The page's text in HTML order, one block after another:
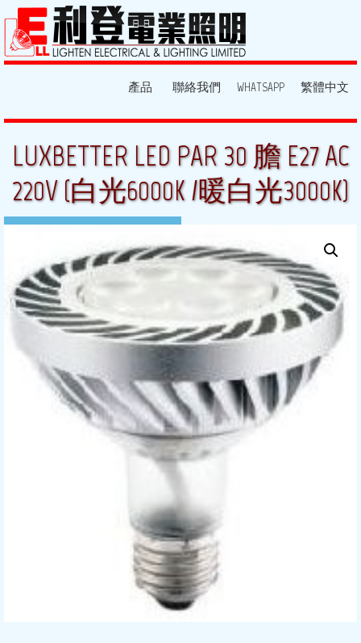
產品 聯絡我們 WHATSAPP 繁體中文
LUXBETTER LED PAR 30 膽 E27 AC
220V (白光6000K /暖白光3000K)
By:lighten
Posted in